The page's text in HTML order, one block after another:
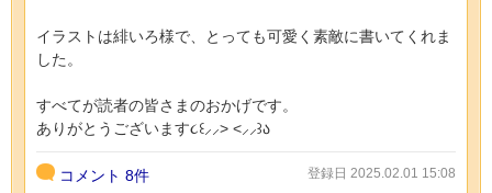
イラストは緋いろ様で、とっても可愛く素敵に書いてくれま
した。
すべてが読者の皆さまのおかげです。
ありがとうございます૮꒰⸝⸝> <⸝⸝꒱ა
コメント 8件 登録日 2025.02.01 15:08